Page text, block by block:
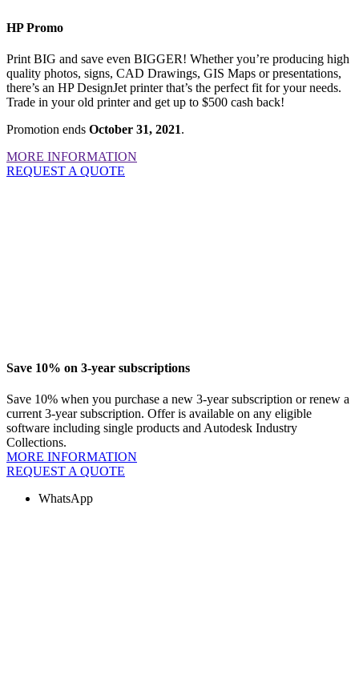
HP Promo
Print BIG and save even BIGGER! Whether you’re producing high
quality photos, signs, CAD Drawings, GIS Maps or presentations,
there’s an HP DesignJet printer that’s the perfect fit for your needs.
Trade in your old printer and get up to $500 cash back!
Promotion ends October 31, 2021.
MORE INFORMATION
REQUEST A QUOTE
Save 10% on 3-year subscriptions
Save 10% when you purchase a new 3-year subscription or renew a
current 3-year subscription. Offer is available on any eligible
software including single products and Autodesk Industry
Collections.
MORE INFORMATION
REQUEST A QUOTE
WhatsApp